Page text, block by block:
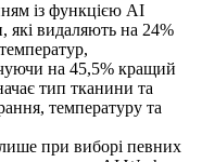
із функцією AI
видаляють на 24%
на 45,5% кращий
тип тканини та
температуру та
при виборі певних